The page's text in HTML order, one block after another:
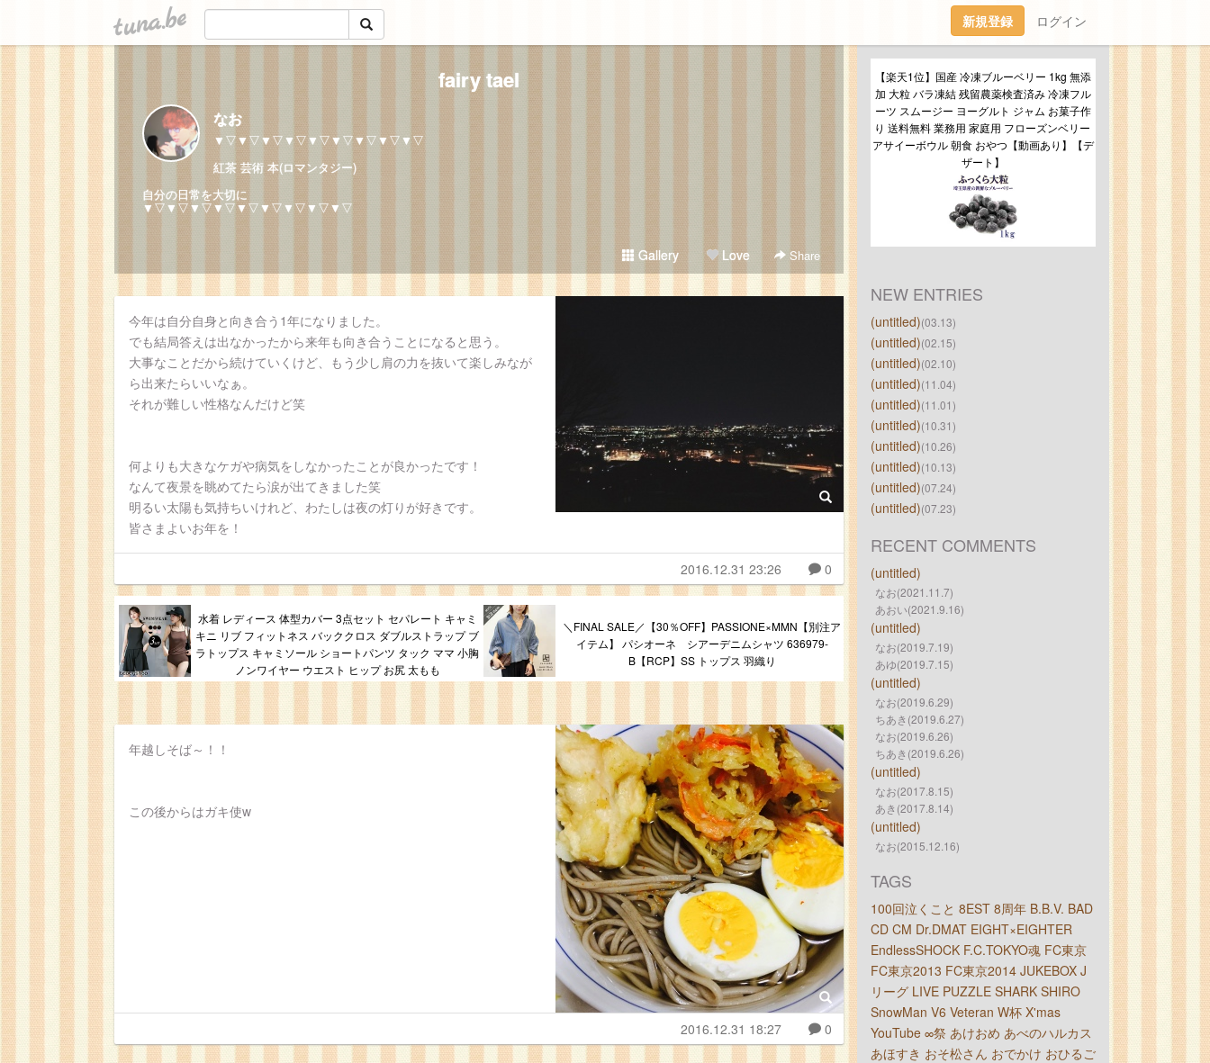
tuna.be 新規登録 ログイン
fairy tael
なお
▼▽▼▽▼▽▼▽▼▽▼▽▼▽▼▽▼▽
紅茶 芸術 本(ロマンタジー)
自分の日常を大切に
▼▽▼▽▼▽▼▽▼▽▼▽▼▽▼▽▼▽
Gallery Love Share
今年は自分自身と向き合う1年になりました。
でも結局答えは出なかったから来年も向き合うことになると思う。
大事なことだから続けていくけど、もう少し肩の力を抜いて楽しみなが
ら出来たらいいなぁ。
それが難しい性格なんだけど笑
何よりも大きなケガや病気をしなかったことが良かったです！
なんて夜景を眺めてたら涙が出てきました笑
明るい太陽も気持ちいけれど、わたしは夜の灯りが好きです。
皆さまよいお年を！
2016.12.31 23:26 0
水着 レディース 体型カバー 3点セット セパレート キャミ
キニ リブ フィットネス バッククロス ダブルストラップ ブ
ラトップス キャミソール ショートパンツ タック ママ 小胸
ノンワイヤー ウエスト ヒップ お尻 太もも
＼FINAL SALE／【30％OFF】PASSIONE×MMN【別注ア
イテム】 パシオーネ シアーデニムシャツ 636979-
B【RCP】SS トップス 羽織り
年越しそば～！！
この後からはガキ使w
2016.12.31 18:27 0
【楽天1位】国産 冷凍ブルーベリー 1kg 無添
加 大粒 バラ凍結 残留農薬検査済み 冷凍フル
ーツ スムージー ヨーグルト ジャム お菓子作
り 送料無料 業務用 家庭用 フローズンベリー
アサイーボウル 朝食 おやつ【動画あり】【デ
ザート】
NEW ENTRIES
(untitled)(03.13)
(untitled)(02.15)
(untitled)(02.10)
(untitled)(11.04)
(untitled)(11.01)
(untitled)(10.31)
(untitled)(10.26)
(untitled)(10.13)
(untitled)(07.24)
(untitled)(07.23)
RECENT COMMENTS
(untitled)
なお(2021.11.7)
あおい(2021.9.16)
(untitled)
なお(2019.7.19)
あゆ(2019.7.15)
(untitled)
なお(2019.6.29)
ちあき(2019.6.27)
なお(2019.6.26)
ちあき(2019.6.26)
(untitled)
なお(2017.8.15)
あき(2017.8.14)
(untitled)
なお(2015.12.16)
TAGS
100回泣くこと 8EST 8周年 B.B.V. BAD
CD CM Dr.DMAT EIGHT×EIGHTER
EndlessSHOCK F.C.TOKYO魂 FC東京
FC東京2013 FC東京2014 JUKEBOX J
リーグ LIVE PUZZLE SHARK SHIRO
SnowMan V6 Veteran W杯 X'mas
YouTube ∞祭 あけおめ あべのハルカス
あほすき おそ松さん おでかけ おひるご